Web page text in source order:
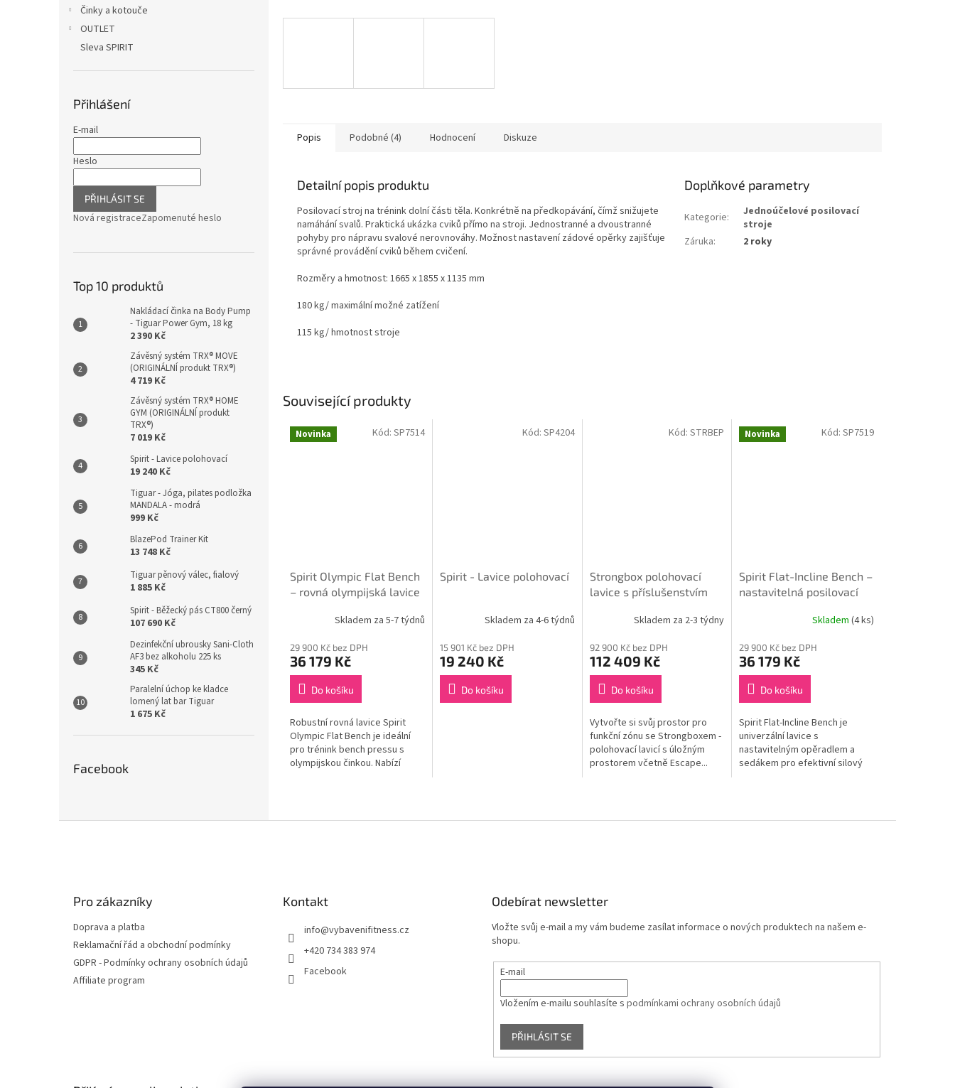
Činky a kotouče
OUTLET
Sleva SPIRIT
Přihlášení
E-mail
Heslo
PŘIHLÁSIT SE
Nová registraceZapomenuté heslo
Top 10 produktů
Nakládací činka na Body Pump
- Tiguar Power Gym, 18 kg
2 390 Kč
Závěsný systém TRX® MOVE
(ORIGINÁLNÍ produkt TRX®)
4 719 Kč
Závěsný systém TRX® HOME
GYM (ORIGINÁLNÍ produkt
TRX®)
7 019 Kč
Spirit - Lavice polohovací
19 240 Kč
Tiguar - Jóga, pilates podložka
MANDALA - modrá
999 Kč
BlazePod Trainer Kit
13 748 Kč
Tiguar pěnový válec, fialový
1 885 Kč
Spirit - Běžecký pás CT800 černý
107 690 Kč
Dezinfekční ubrousky Sani-Cloth
AF3 bez alkoholu 225 ks
345 Kč
Paralelní úchop ke kladce
lomený lat bar Tiguar
1 675 Kč
Facebook
Související produkty
Novinka
Spirit Olympic Flat Bench
– rovná olympijská lavice
Skladem za 5-7 týdnů
29 900 Kč bez DPH
36 179 Kč
Do košíku
Robustní rovná lavice Spirit
Olympic Flat Bench je ideální
pro trénink bench pressu s
olympijskou činkou. Nabízí
Kód: SP7514
Spirit - Lavice polohovací
Skladem za 4-6 týdnů
15 901 Kč bez DPH
19 240 Kč
Do košíku
Kód: SP4204
Strongbox polohovací
lavice s příslušenstvím
Skladem za 2-3 týdny
92 900 Kč bez DPH
112 409 Kč
Do košíku
Vytvořte si svůj prostor pro
funkční zónu se Strongboxem -
polohovací lavicí s úložným
prostorem včetně Escape...
Kód:STRBEP Novinka
Spirit Flat-Incline Bench –
nastavitelná posilovací
Skladem (4 ks)
29 900 Kč bez DPH
36 179 Kč
Do košíku
Spirit Flat-Incline Bench je
univerzální lavice s
nastavitelným opěradlem a
sedákem pro efektivní silový
Kód: SP7519
Popis Podobné (4) Hodnocení Diskuze
Detailní popis produktu
Posilovací stroj na trénink dolní části těla. Konkrétně na předkopávání, čímž snižujete
namáhání svalů. Praktická ukázka cviků přímo na stroji. Jednostranné a dvoustranné
pohyby pro nápravu svalové nerovnováhy. Možnost nastavení zádové opěrky zajišťuje
správné provádění cviků během cvičení.
Rozměry a hmotnost: 1665 x 1855 x 1135 mm
180 kg/ maximální možné zatížení
115 kg/ hmotnost stroje
Doplňkové parametry
Kategorie:
Jednoúčelové posilovací
stroje
Záruka: 2 roky
Pro zákazníky
Doprava a platba
Reklamační řád a obchodní podmínky
GDPR - Podmínky ochrany osobních údajů
Affiliate program
Kontakt
info@vybavenifitness.cz
+420 734 383 974
Facebook
Odebírat newsletter
Vložte svůj e-mail a my vám budeme zasílat informace o nových produktech na našem e-
shopu.
E-mail
Vložením e-mailu souhlasíte s podmínkami ochrany osobních údajů
PŘIHLÁSIT SE